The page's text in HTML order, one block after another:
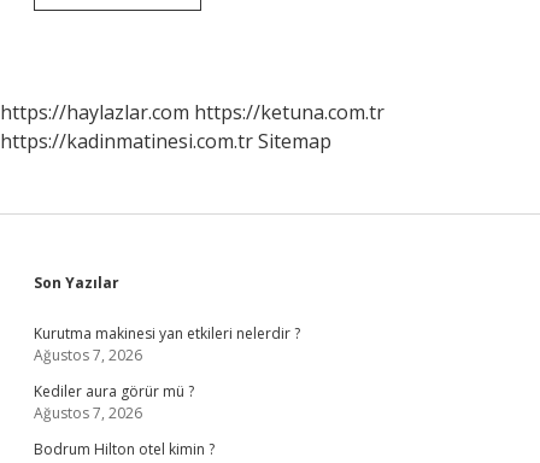
Töreni
https://haylazlar.com https://ketuna.com.tr
https://kadinmatinesi.com.trSitemap
Sidebar
Son Yazılar
Kurutma makinesi yan etkileri nelerdir ?
Ağustos 7, 2026
Kediler aura görür mü ?
Ağustos 7, 2026
Bodrum Hilton otel kimin ?